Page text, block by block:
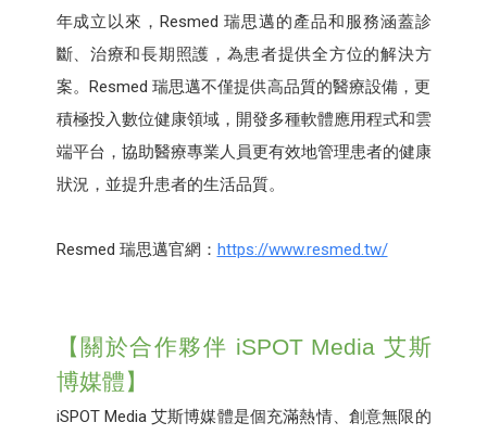
年成立以來，Resmed 瑞思邁的產品和服務涵蓋診
斷、治療和長期照護，為患者提供全方位的解決方
案。Resmed 瑞思邁不僅提供高品質的醫療設備，更
積極投入數位健康領域，開發多種軟體應用程式和雲
端平台，協助醫療專業人員更有效地管理患者的健康
狀況，並提升患者的生活品質。
Resmed 瑞思邁官網： https://www.resmed.tw/
【關於合作夥伴 iSPOT Media 艾斯
博媒體】
iSPOT Media 艾斯博媒體是個充滿熱情、創意無限的